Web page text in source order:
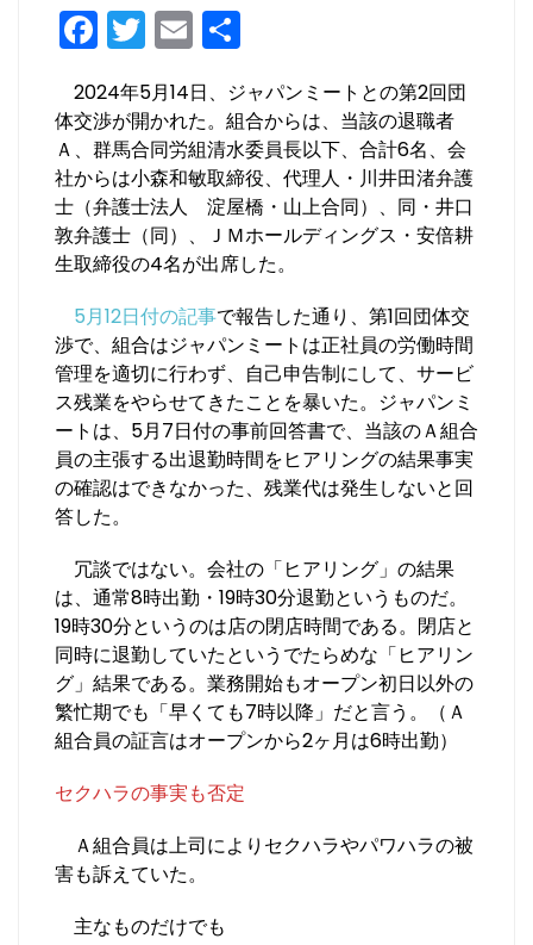
F
a
c
e
b
o
o
k
T
w
itt
er
E
m
ai
l
2024年5月14日、ジャパンミートとの第2回団
体交渉が開かれた。組合からは、当該の退職者
Ａ、群馬合同労組清水委員長以下、合計6名、会
社からは小森和敏取締役、代理人・川井田渚弁護
士（弁護士法人 淀屋橋・山上合同）、同・井口
敦弁護士（同）、ＪＭホールディングス・安倍耕
生取締役の4名が出席した。
5月12日付の記事で報告した通り、第1回団体交
渉で、組合はジャパンミートは正社員の労働時間
管理を適切に行わず、自己申告制にして、サービ
ス残業をやらせてきたことを暴いた。ジャパンミ
ートは、5月7日付の事前回答書で、当該のＡ組合
員の主張する出退勤時間をヒアリングの結果事実
の確認はできなかった、残業代は発生しないと回
答した。
冗談ではない。会社の「ヒアリング」の結果
は、通常8時出勤・19時30分退勤というものだ。
19時30分というのは店の閉店時間である。閉店と
同時に退勤していたというでたらめな「ヒアリン
グ」結果である。業務開始もオープン初日以外の
繁忙期でも「早くても7時以降」だと言う。（Ａ
組合員の証言はオープンから2ヶ月は6時出勤）
セクハラの事実も否定
Ａ組合員は上司によりセクハラやパワハラの被
害も訴えていた。
主なものだけでも